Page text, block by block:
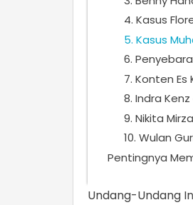
4. Kasus
5. Kasus
6.
7. Konten Es
8. Indra
9. Nikita
10. Wulan
Pentingnya
Undang-Undang